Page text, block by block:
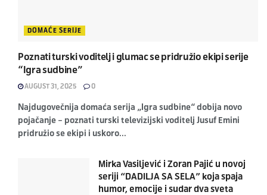
DOMAĆE SERIJE
Poznati turski voditelj i glumac se pridružio ekipi serije
“Igra sudbine”
AUGUST 31, 2025 0
Najdugovečnija domaća serija „Igra sudbine“ dobija novo
pojačanje – poznati turski televizijski voditelj Jusuf Emini
pridružio se ekipi i uskoro...
Mirka Vasiljević i Zoran Pajić u novoj
seriji “DADILJA SA SELA” koja spaja
humor, emocije i sudar dva sveta